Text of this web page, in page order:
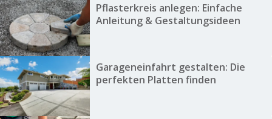
Pflasterkreis anlegen: Einfache
Anleitung & Gestaltungsideen
Garageneinfahrt gestalten: Die
perfekten Platten finden